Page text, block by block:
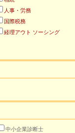
人事・労務
国際税務
経理アウト ソーシング
中小企業診断士